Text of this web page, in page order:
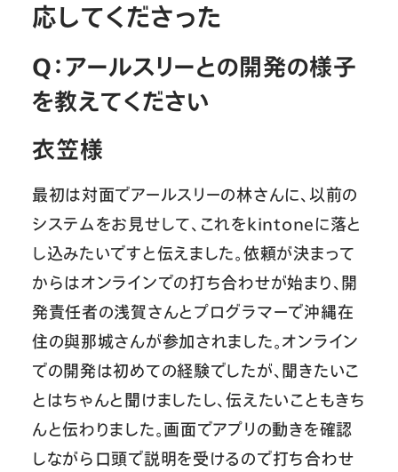
応してくださった
Q：アールスリーとの開発の様子
を教えてください
衣笠様
最初は対面でアールスリーの林さんに、以前の
システムをお見せして、これをkintoneに落と
し込みたいですと伝えました。依頼が決まって
からはオンラインでの打ち合わせが始まり、開
発責任者の浅賀さんとプログラマーで沖縄在
住の與那城さんが参加されました。オンライン
での開発は初めての経験でしたが、聞きたいこ
とはちゃんと聞けましたし、伝えたいこともきち
んと伝わりました。画面でアプリの動きを確認
しながら口頭で説明を受けるので打ち合わせ